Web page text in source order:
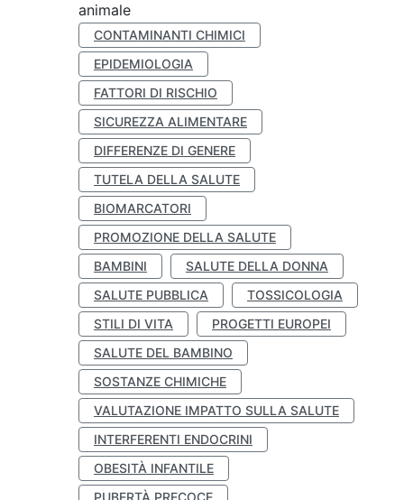
animale
CONTAMINANTI CHIMICI
EPIDEMIOLOGIA
FATTORI DI RISCHIO
SICUREZZA ALIMENTARE
DIFFERENZE DI GENERE
TUTELA DELLA SALUTE
BIOMARCATORI
PROMOZIONE DELLA SALUTE
BAMBINI
SALUTE DELLA DONNA
SALUTE PUBBLICA
TOSSICOLOGIA
STILI DI VITA
PROGETTI EUROPEI
SALUTE DEL BAMBINO
SOSTANZE CHIMICHE
VALUTAZIONE IMPATTO SULLA SALUTE
INTERFERENTI ENDOCRINI
OBESITÀ INFANTILE
PUBERTÀ PRECOCE